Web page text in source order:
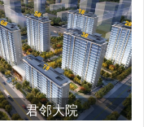
君邻大院